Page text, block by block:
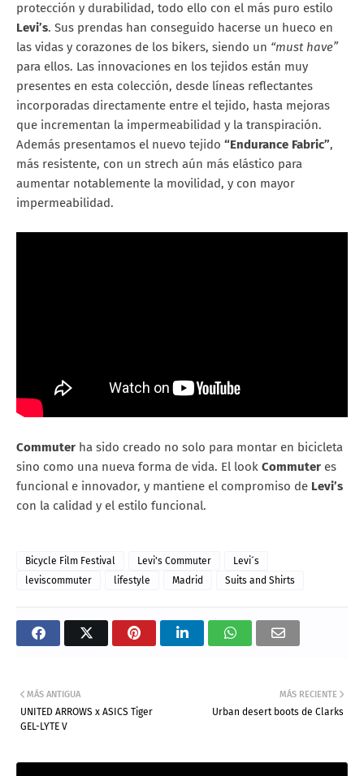
protección y durabilidad, todo ello con el más puro estilo
Levi’s. Sus prendas han conseguido hacerse un hueco en
las vidas y corazones de los bikers, siendo un “must have”
para ellos. Las innovaciones en los tejidos están muy
presentes en esta colección, desde líneas reflectantes
incorporadas directamente entre el tejido, hasta mejoras
que incrementan la impermeabilidad y la transpiración.
Además presentamos el nuevo tejido “Endurance Fabric”,
más resistente, con un strech aún más elástico para
aumentar notablemente la movilidad, y con mayor
impermeabilidad.
Commuter ha sido creado no solo para montar en bicicleta
sino como una nueva forma de vida. El look Commuter es
funcional e innovador, y mantiene el compromiso de Levi’s
con la calidad y el estilo funcional.
Bicycle Film Festival Levi's Commuter
Levi´s
leviscommuter
lifestyle Madrid Suits and Shirts
MÁS RECIENTE
Urban desert boots de Clarks
MÁS ANTIGUA
UNITED ARROWS x ASICS Tiger
GEL-LYTE V